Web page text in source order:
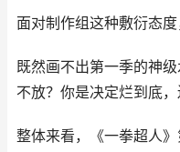
面对制作组这种敷衍态度
既然画不出第一季的神
不放？你是决定烂到底
整体来看，《一拳超人